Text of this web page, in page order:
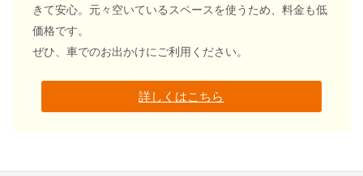
きて安心。元々空いているスペースを使うため、料金も低
価格です。
ぜひ、車でのお出かけにご利用ください。
詳しくはこちら